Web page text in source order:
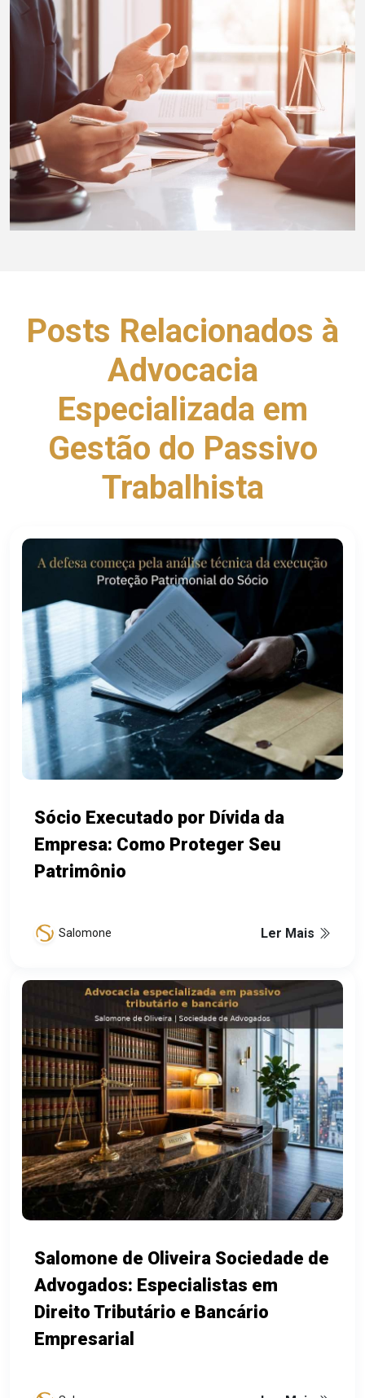
Posts Relacionados à
Advocacia
Especializada em
Gestão do Passivo
Trabalhista
Sócio Executado por Dívida da
Empresa: Como Proteger Seu
Patrimônio
Salomone Ler Mais
Salomone de Oliveira Sociedade de
Advogados: Especialistas em
Direito Tributário e Bancário
Empresarial